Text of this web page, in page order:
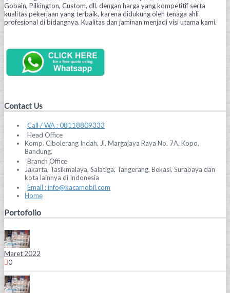
Gobain, Pilkington, Custom, dll. dengan harga yang kompetitif serta
kualitas pekerjaan yang terbaik, karena didukung oleh tenaga ahli
profesional di bidangnya. Kualitas dan jaminan menjadi visi utama kami.
Contact Us
Call / WA : 08118809333
Head Office
Komp. Cibolerang Indah, Jl. Margajaya Raya No. 7A, Kopo,
Bandung.
Branch Office
Jakarta, Tasikmalaya, Salatiga, Tangerang, Bekasi, Surabaya dan
kota lainnya di Indonesia
Email : info@kacamobil.com
Home
Portofolio
Maret 2022
0